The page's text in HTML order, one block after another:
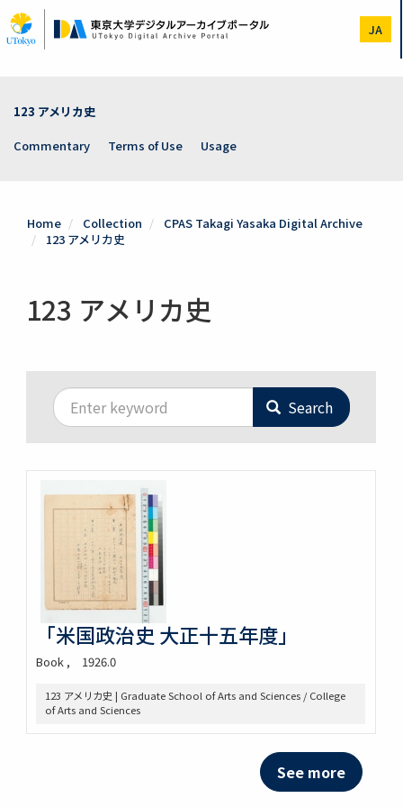
to
main
JA
123 アメリカ史
Commentary
Terms of Use Usage
Home Collection
CPAS Takagi Yasaka Digital Archive
123 アメリカ史
123 アメリカ史
Search
「米国政治史 大正十五年度」
Book 1926.0
123 アメリカ史 | Graduate School of Arts and Sciences / College
of Arts and Sciences
See more